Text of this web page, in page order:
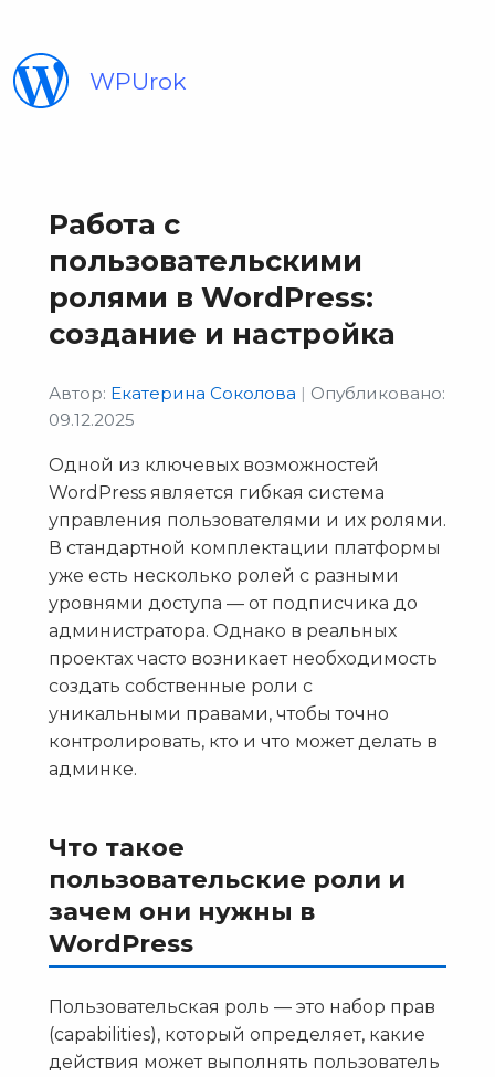
WPUrok
Работа с
пользовательскими
ролями в WordPress:
создание и настройка
Автор: Екатерина Соколова | Опубликовано:
09.12.2025
Одной из ключевых возможностей
WordPress является гибкая система
управления пользователями и их ролями.
В стандартной комплектации платформы
уже есть несколько ролей с разными
уровнями доступа — от подписчика до
администратора. Однако в реальных
проектах часто возникает необходимость
создать собственные роли с
уникальными правами, чтобы точно
контролировать, кто и что может делать в
админке.
Что такое
пользовательские роли и
зачем они нужны в
WordPress
Пользовательская роль — это набор прав
(capabilities), который определяет, какие
действия может выполнять пользователь